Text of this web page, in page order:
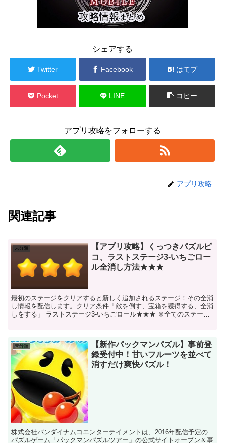
シェアする
Twitter Facebook はてブ
Pocket LINE コピー
アプリ攻略をフォローする
アプリ攻略
関連記事
未分類
【アプリ攻略】くっつきパズルピ
コ、ラストステージ3-いちごロー
ル全消し方法★★★
最初のステージをクリアすると新しく追加されるステージ！その全消
し情報を配信します。クリア条件「敵を倒す、宝箱を獲得する、全消
しをする」 ラストステージ3-いちごロール★★★ ※全てのステージ
未分類
【新作パックマンパズル】事前登
録受付中！甘いフルーツを並べて
消すだけ爽快パズル！
株式会社バンダイナムコエンターテイメントは、2016年配信予定の
パズルゲーム「パックマンパズルツアー」の公式サイトオープン＆事